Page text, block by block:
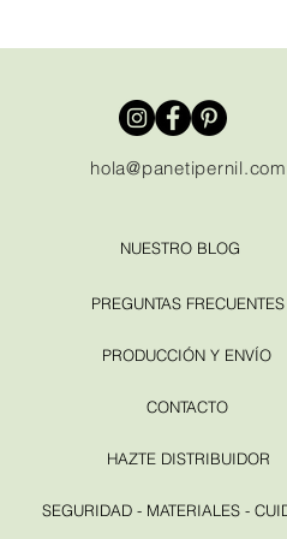
NUESTRO BLOG
PREGUNTAS FRECUENTES
PRODUCCIÓN Y ENVÍO
CONTACTO
HAZTE DISTRIBUIDOR
SEGURIDAD - MATERIALES -
hola@panetipernil.com